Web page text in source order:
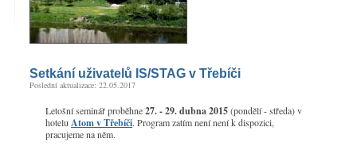
Setkání uživatelů IS/STAG v Třebíči
Poslední aktualizace: 22.05.2017
Letošní seminář proběhne27. - 29. dubna 2015(pondělí - středa) v
hotelu Atom v Třebíči. Program zatím není není k dispozici,
pracujeme na něm.